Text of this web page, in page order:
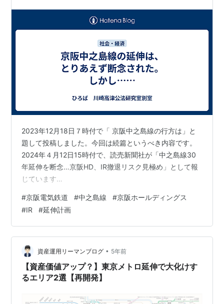
2023年12月18日７時付で「 京阪中之島線の行方は」と
題して投稿しました。今回は続篇というべき内容です。
2024年４月12日15時付で、読売新聞社が「中之島線30
年延伸を断念…京阪HD、IR撤退リスク見極め」として報
じています
12-OYO1T50030/）。 中之島線の延伸計画は、「京阪中
之島線の行方は」において記したように、現在の起点で
ある中之島駅（終点に見えますが、令和５年度鉄道要覧
によると中之島駅が起点、天満橋駅が終点です）から大
阪メトロ中央線九条駅まで延長するというものです。２
キロ…
#京阪電気鉄道 #中之島線 #京阪ホールディングス
#IR #延伸計画
資産運用リーマンブログ • 5年前
【資産価値アップ？】東京メトロ延伸で大化けす
るエリア2選【再開発】